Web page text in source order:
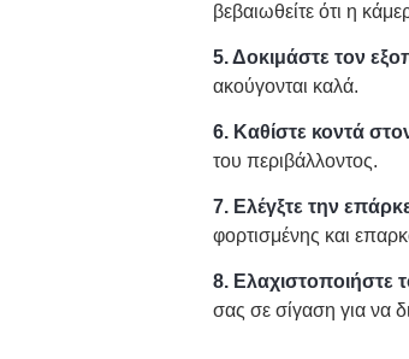
βεβαιωθείτε ότι η
5. Δοκιμάστε τον
ακούγονται καλά.
6. Καθίστε κοντά
του περιβάλλοντος.
7. Ελέγξτε την
φορτισμένης και
8. Ελαχιστοποιήστε
σας σε σίγαση για να